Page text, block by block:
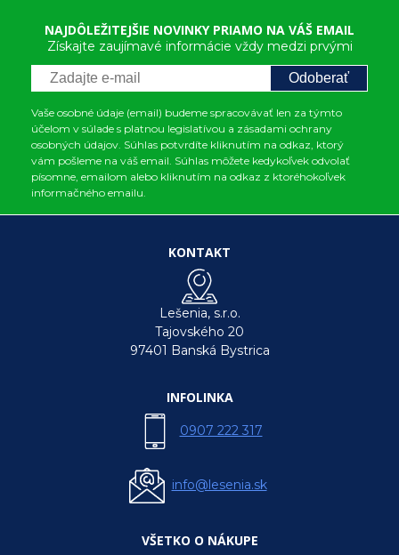
NAJDÔLEŽITEJŠIE NOVINKY PRIAMO NA VÁŠ EMAIL
Získajte zaujímavé informácie vždy medzi prvými
Odoberať
Vaše osobné údaje (email) budeme spracovávať len za týmto
účelom v súlade s platnou legislatívou a zásadami ochrany
osobných údajov. Súhlas potvrdíte kliknutím na odkaz, ktorý
vám pošleme na váš email. Súhlas môžete kedykoľvek odvolať
písomne, emailom alebo kliknutím na odkaz z ktoréhokoľvek
informačného emailu.
KONTAKT
Lešenia, s.r.o.
Tajovského 20
97401 Banská Bystrica
INFOLINKA
0907 222 317
info@lesenia.sk
VŠETKO O NÁKUPE